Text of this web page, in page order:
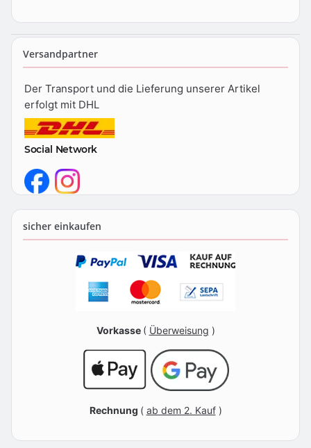
Versandpartner
Der Transport und die Lieferung unserer Artikel
erfolgt mit DHL
Social Network
sicher einkaufen
Vorkasse ( Überweisung )
Rechnung ( ab dem 2. Kauf)